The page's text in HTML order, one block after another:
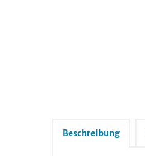
Beschreibung